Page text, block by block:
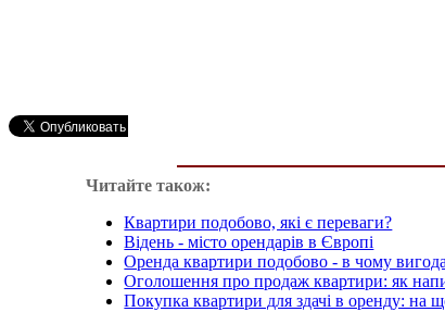
Читайте також:
Квартири подобово, які є переваги?
Відень - місто орендарів в Європі
Оренда квартири подобово - в чому
Оголошення про продаж квартири: як
Покупка квартири для здачі в оренду: на